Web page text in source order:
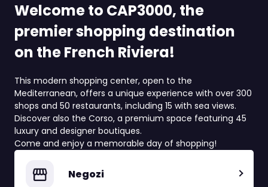
Welcome to CAP3000, the
premier shopping destination
on the French Riviera!
This modern shopping center, open to the
Mediterranean, offers a unique experience with over 300
shops and 50 restaurants, including 15 with sea views.
Discover also the Corso, a premium space featuring 45
luxury and designer boutiques.
Come and enjoy a memorable day of shopping!
Negozi